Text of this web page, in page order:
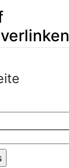
,Suche